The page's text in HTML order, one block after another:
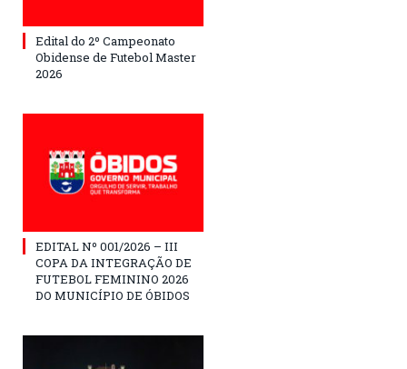
Edital do 2º Campeonato
Obidense de Futebol Master
2026
EDITAL Nº 001/2026 – III
COPA DA INTEGRAÇÃO DE
FUTEBOL FEMININO 2026
DO MUNICÍPIO DE ÓBIDOS